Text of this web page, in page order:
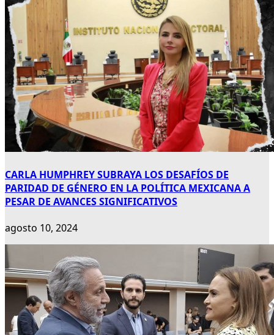
CARLA HUMPHREY SUBRAYA LOS DESAFÍOS DE
PARIDAD DE GÉNERO EN LA POLÍTICA MEXICANA A
PESAR DE AVANCES SIGNIFICATIVOS
agosto 10, 2024